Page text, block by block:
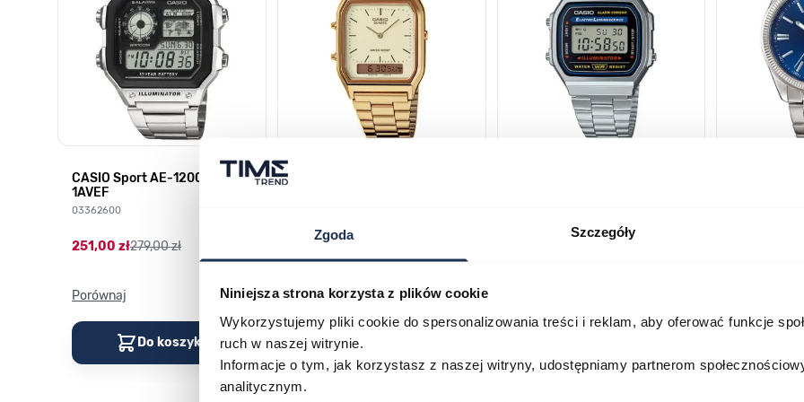
Zgoda Szczegóły
Niniejsza strona korzysta z plików cookie
Wykorzystujemy pliki cookie do spersonalizowania treści i reklam, aby oferować funkcje
ruch w naszej witrynie.
Informacje o tym, jak korzystasz z naszej witryny, udostępniamy partnerom
analitycznym.
CASIO Sport AE-1200WHD-
1AVEF
03362600
251,00 zł279,00 zł
Porównaj
Do koszyka
296,00 zł
Porównaj
Do koszyka
199,00 zł
Casio